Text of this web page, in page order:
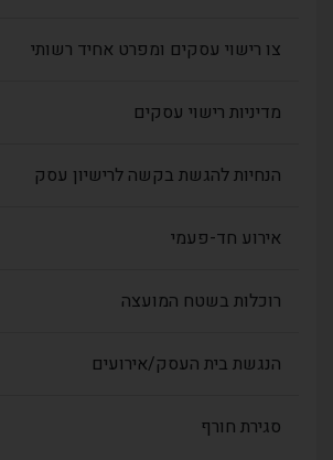
צו רישוי עסקים ומפרט אחיד רשותי
מדיניות רישוי עסקים
הנחיות להגשת בקשה לרישיון עסק
אירוע חד-פעמי
רוכלות בשטח המועצה
הנגשת בית העסק/אירועים
סגירת חורף